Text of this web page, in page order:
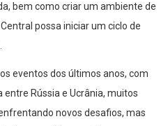
bem como criar um ambiente de
possa iniciar um ciclo de
eventos dos últimos anos, com
Rússia e Ucrânia, muitos
novos desafios, mas